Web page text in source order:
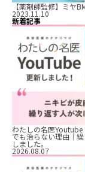
【薬剤師監修】ミヤ
2023.11.10
新着記事
わたしの名医
でも治らない理由｜
しました。
2026.08.07